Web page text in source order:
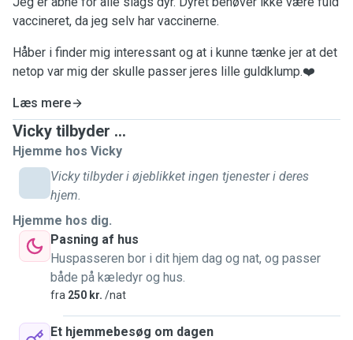
vaccineret, da jeg selv har vaccinerne.
Håber i finder mig interessant og at i kunne tænke jer at det
netop var mig der skulle passer jeres lille guldklump.❤️
Læs mere
Vicky tilbyder ...
Hjemme hos Vicky
Vicky tilbyder i øjeblikket ingen tjenester i deres
hjem.
Hjemme hos dig.
Pasning af hus
Huspasseren bor i dit hjem dag og nat, og passer
både på kæledyr og hus.
fra 250 kr. /nat
Et hjemmebesøg om dagen